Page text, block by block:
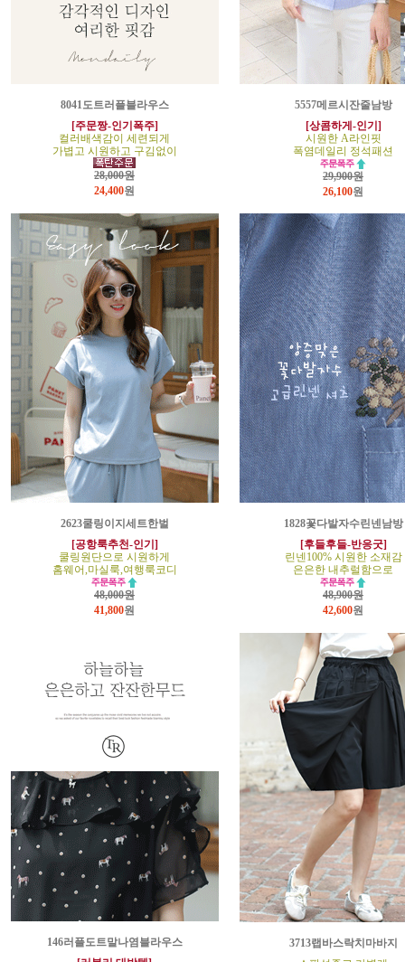
8041도트러플블라우스
[주문짱-인기폭주]
컬러배색감이 세련되게
가볍고 시원하고 구김없이
28,000원
24,400원
5557메르시잔줄남방
[상콤하게-인기]
시원한 A라인핏
폭염데일리 정석패션
29,900원
26,100원
2623쿨링이지세트한벌
[공항룩추천-인기]
쿨링원단으로 시원하게
홈웨어,마실룩,여행룩코디
48,000원
41,800원
1828꽃다발자수린넨남방
[후들후들-반응굿]
린넨100% 시원한 소재감
은은한 내추럴함으로
48,900원
42,600원
146러플도트말나염블라우스
3713랩바스락치마바지